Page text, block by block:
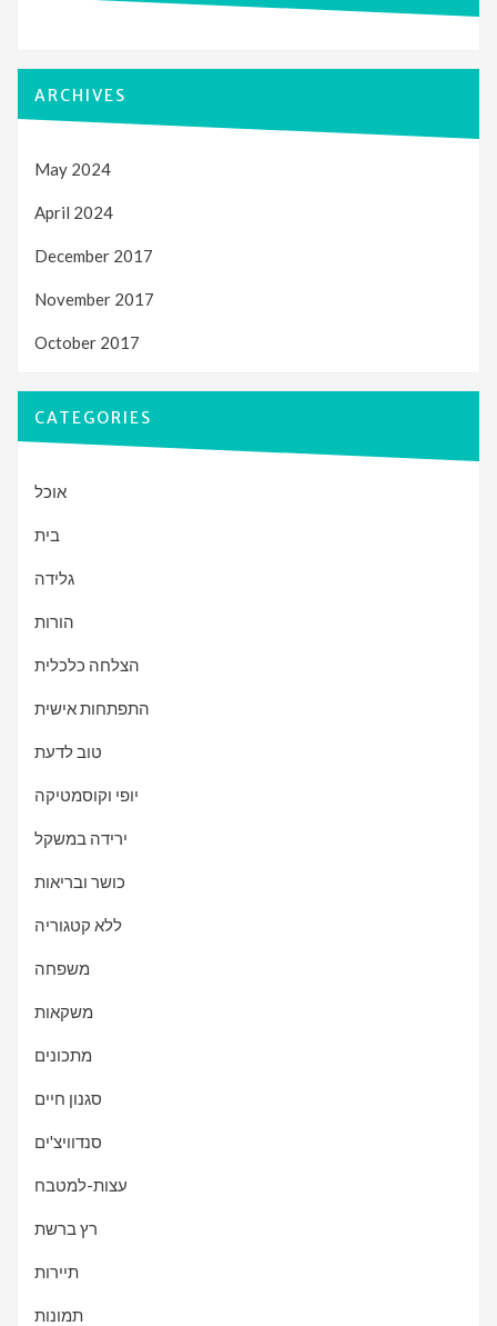
ARCHIVES
May 2024
April 2024
December 2017
November 2017
October 2017
CATEGORIES
אוכל
בית
גלידה
הורות
הצלחה כלכלית
התפתחות אישית
טוב לדעת
יופי וקוסמטיקה
ירידה במשקל
כושר ובריאות
ללא קטגוריה
משפחה
משקאות
מתכונים
סגנון חיים
סנדוויצ'ים
עצות-למטבח
רץ ברשת
תיירות
תמונות